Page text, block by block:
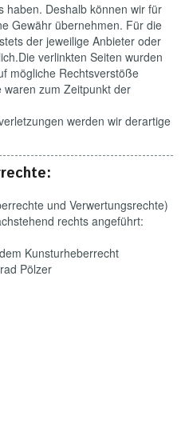
haben. Deshalb können wir für
Gewähr übernehmen. Für die
der jeweilige Anbieter oder
verlinkten Seiten wurden
mögliche Rechtsverstöße
zum Zeitpunkt der
werden wir derartige
und Verwertungsrechte)
rechts angeführt:
Kunsturheberrecht
Pölzer